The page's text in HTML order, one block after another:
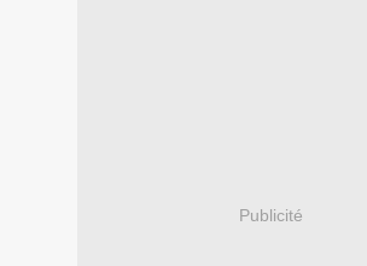
Publicité